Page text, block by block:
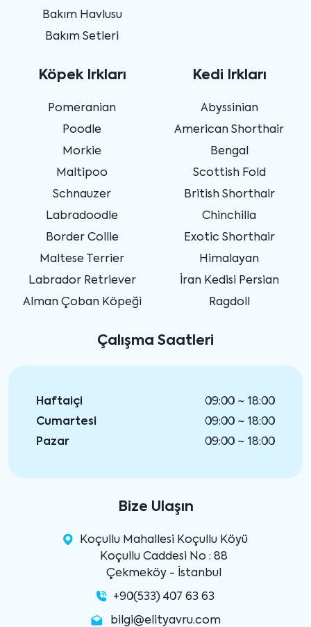
Bakım Havlusu
Bakım Setleri
Köpek Irkları
Pomeranian
Poodle
Morkie
Maltipoo
Schnauzer
Labradoodle
Border Collie
Maltese Terrier
Labrador Retriever
Alman Çoban Köpeği
Kedi Irkları
Abyssinian
American Shorthair
Bengal
Scottish Fold
British Shorthair
Chinchilla
Exotic Shorthair
Himalayan
İran Kedisi Persian
Ragdoll
Çalışma Saatleri
Haftaiçi
09:00 ~ 18:00
Cumartesi
09:00 ~ 18:00
Pazar
09:00 ~ 18:00
Bize Ulaşın
Koçullu Mahallesi Koçullu Köyü
Koçullu Caddesi No : 88
Çekmeköy - İstanbul
+90(533) 407 63 63
bilgi@elityavru.com